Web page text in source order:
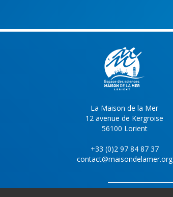
La Maison de la Mer
12 avenue de Kergroise
56100 Lorient
+33 (0)2 97 84 87 37
contact@maisondelamer.org